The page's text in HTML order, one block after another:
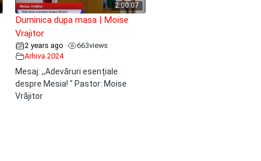
2:00:07
Duminica dupa masa | Moise
Vrajitor
2 years ago • 663views
Arhiva 2024
Mesaj: ,,Adevăruri esențiale
despre Mesia! " Pastor: Moise
Vrăjitor